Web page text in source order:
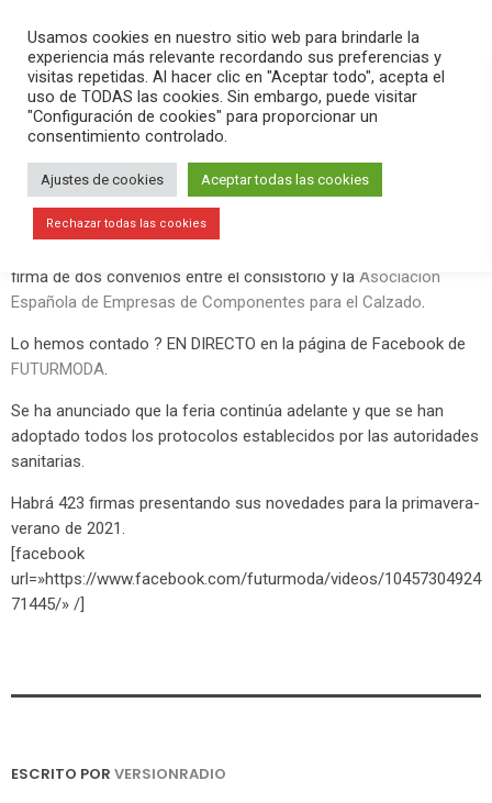
search menu pause PLAY
marzo 9, 2020
Todo preparado para la 43 edición de
FUTURMODA
La Sala del Consell delAjuntament d’Elx
firma de dos convenios entre el consistorio y la Asociación
Española de Empresas de Componentes para el Calzado
Lo hemos contado ? EN DIRECTO en la página de Facebook de
FUTURMODA
Se ha anunciado que la feria continúa adelante y que se han
adoptado todos los protocolos establecidos por las autoridades
sanitarias.
Habrá 423 firmas presentando sus novedades para la primavera-
verano de 2021.
[facebook
url=»https://www.facebook.com/futurmoda/videos/10457304924
71445/» /]
ESCRITO POR VERSIONRADIO
Usamos cookies en nuestro sitio web para brindarle la
experiencia más relevante recordando sus preferencias y
visitas repetidas. Al hacer clic en "Aceptar todo", acepta el
uso de TODAS las cookies. Sin embargo, puede visitar
"Configuración de cookies" para proporcionar un
consentimiento controlado.
Ajustes de cookies Aceptar todas las cookies
Rechazar todas las cookies